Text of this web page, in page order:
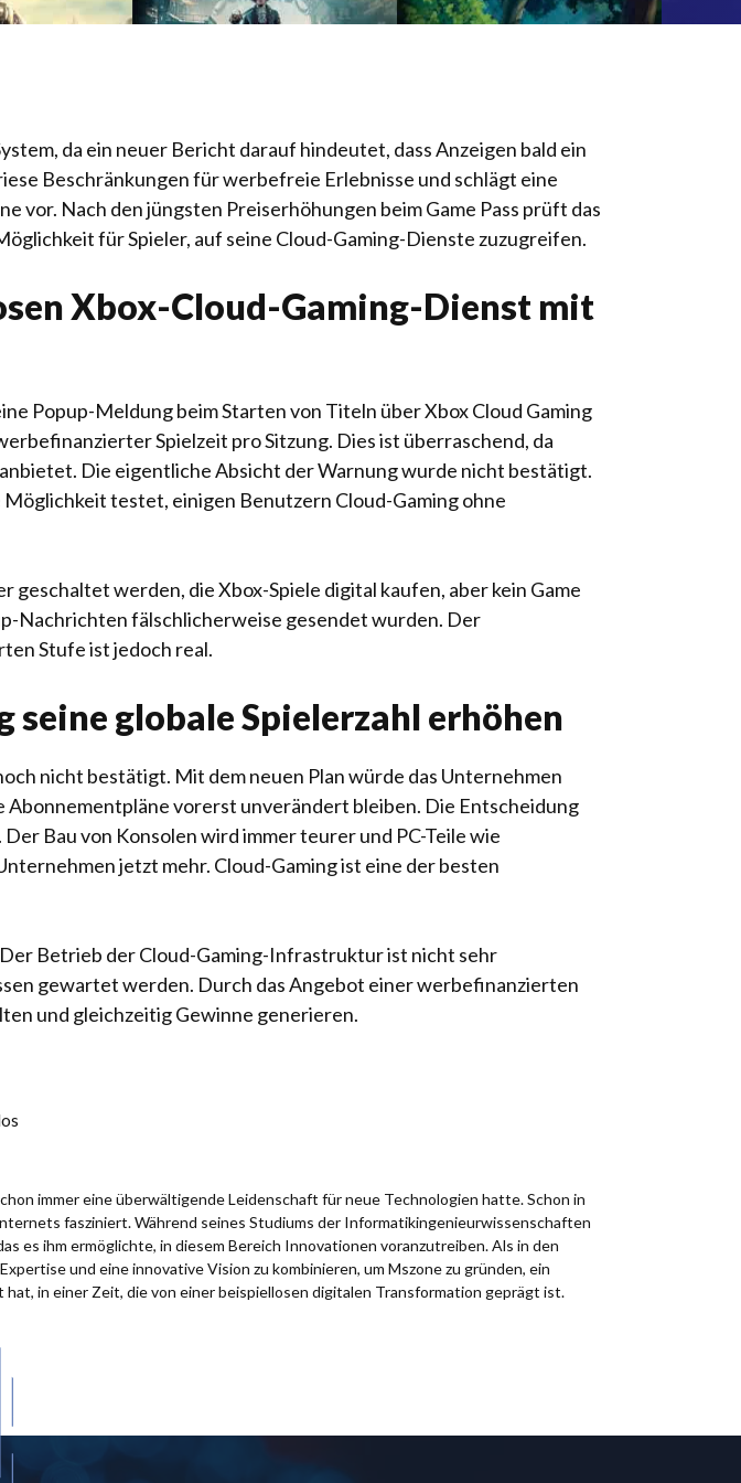
da ein neuer Bericht darauf hindeutet, dass Anzeigen bald ein
Beschränkungen für werbefreie Erlebnisse und schlägt eine
vor. Nach den jüngsten Preiserhöhungen beim Game Pass prüft das
für Spieler, auf seine Cloud-Gaming-Dienste zuzugreifen.
Xbox-Cloud-Gaming-Dienst mit
Popup-Meldung beim Starten von Titeln über Xbox Cloud Gaming
Spielzeit pro Sitzung. Dies ist überraschend, da
Die eigentliche Absicht der Warnung wurde nicht bestätigt.
testet, einigen Benutzern Cloud-Gaming ohne
werden, die Xbox-Spiele digital kaufen, aber kein Game
Nachrichten fälschlicherweise gesendet wurden. Der
Stufe ist jedoch real.
globale Spielerzahl erhöhen
nicht bestätigt. Mit dem neuen Plan würde das Unternehmen
vorerst unverändert bleiben. Die Entscheidung
Bau von Konsolen wird immer teurer und PC-Teile wie
jetzt mehr. Cloud-Gaming ist eine der besten
Betrieb der Cloud-Gaming-Infrastruktur ist nicht sehr
gewartet werden. Durch das Angebot einer werbefinanzierten
und gleichzeitig Gewinne generieren.
immer eine überwältigende Leidenschaft für neue Technologien hatte. Schon in
fasziniert. Während seines Studiums der Informatikingenieurwissenschaften
es ihm ermöglichte, in diesem Bereich Innovationen voranzutreiben. Als in den
und eine innovative Vision zu kombinieren, um Mszone zu gründen, ein
in einer Zeit, die von einer beispiellosen digitalen Transformation geprägt ist.